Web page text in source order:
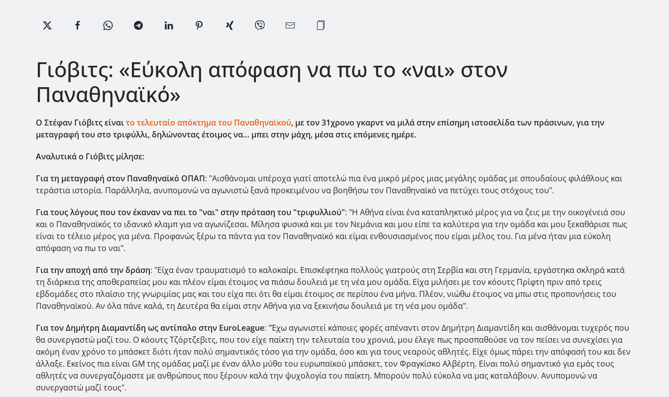
Γιόβιτς: «Εύκολη απόφαση να πω το «ναι» στον
Παναθηναϊκό»
Ο Στέφαν Γιόβιτς είναιτο τελευταίο απόκτημα του Παναθηναϊκού, με τον 31χρονο γκαρντ να μιλά στην επίσημη ιστοσελίδα των πράσινων, για την
μεταγραφή του στο τριφύλλι, δηλώνοντας έτοιμος να… μπει στην μάχη, μέσα στις επόμενες ημέρε.
Αναλυτικά ο Γιόβιτς μίλησε:
Για τη μεταγραφή στον Παναθηναϊκό ΟΠΑΠ: "Αισθάνομαι υπέροχα γιατί αποτελώ πια ένα μικρό μέρος μιας μεγάλης ομάδας με σπουδαίους φιλάθλους και
τεράστια ιστορία. Παράλληλα, ανυπομονώ να αγωνιστώ ξανά προκειμένου να βοηθήσω τον Παναθηναϊκό να πετύχει τους στόχους του".
Για τους λόγους που τον έκαναν να πει το "ναι" στην πρόταση του "τριφυλλιού": "Η Αθήνα είναι ένα καταπληκτικό μέρος για να ζεις με την οικογένειά σου
και ο Παναθηναϊκός το ιδανικό κλαμπ για να αγωνίζεσαι. Μίλησα φυσικά και με τον Νεμάνια και μου είπε τα καλύτερα για την ομάδα και μου ξεκαθάρισε πως
είναι το τέλειο μέρος για μένα. Προφανώς ξέρω τα πάντα για τον Παναθηναϊκό και είμαι ενθουσιασμένος που είμαι μέλος του. Για μένα ήταν μια εύκολη
απόφαση να πω το ναι".
Για την αποχή από την δράση: "Είχα έναν τραυματισμό το καλοκαίρι. Επισκέφτηκα πολλούς γιατρούς στη Σερβία και στη Γερμανία, εργάστηκα σκληρά κατά
τη διάρκεια της αποθεραπείας μου και πλέον είμαι έτοιμος να πιάσω δουλειά με τη νέα μου ομάδα. Είχα μιλήσει με τον κόουτς Πρίφτη πριν από τρεις
εβδομάδες στο πλαίσιο της γνωριμίας μας και του είχα πει ότι θα είμαι έτοιμος σε περίπου ένα μήνα. Πλέον, νιώθω έτοιμος να μπω στις προπονήσεις του
Παναθηναϊκού. Αν όλα πάνε καλά, τη Δευτέρα θα είμαι στην Αθήνα για να ξεκινήσω δουλειά με τη νέα μου ομάδα".
Για τον Δημήτρη Διαμαντίδη ως αντίπαλο στην EuroLeague: "Έχω αγωνιστεί κάποιες φορές απέναντι στον Δημήτρη Διαμαντίδη και αισθάνομαι τυχερός που
θα συνεργαστώ μαζί του. Ο κόουτς Τζόρτζεβιτς, που τον είχε παίκτη την τελευταία του χρονιά, μου έλεγε πως προσπαθούσε να τον πείσει να συνεχίσει για
ακόμη έναν χρόνο το μπάσκετ διότι ήταν πολύ σημαντικός τόσο για την ομάδα, όσο και για τους νεαρούς αθλητές. Είχε όμως πάρει την απόφασή του και δεν
άλλαξε. Εκείνος πια είναι GM της ομάδας μαζί με έναν άλλο μύθο του ευρωπαϊκού μπάσκετ, τον Φραγκίσκο Αλβέρτη. Είναι πολύ σημαντικό για εμάς τους
αθλητές να συνεργαζόμαστε με ανθρώπους που ξέρουν καλά την ψυχολογία του παίκτη. Μπορούν πολύ εύκολα να μας καταλάβουν. Ανυπομονώ να
συνεργαστώ μαζί τους".